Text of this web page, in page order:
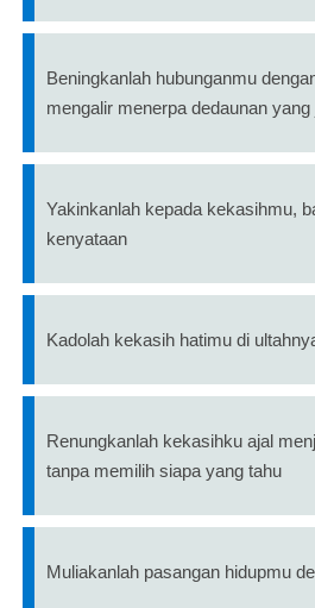
Beningkanlah hubunganmu
mengalir menerpa dedaunan
Yakinkanlah kepada kekasihmu,
kenyataan
Kadolah kekasih hatimu di
Renungkanlah kekasihku ajal
tanpa memilih siapa yang tahu
Muliakanlah pasangan hidupmu